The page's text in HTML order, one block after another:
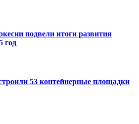
подвели итоги развития
год
53 контейнерные площадки